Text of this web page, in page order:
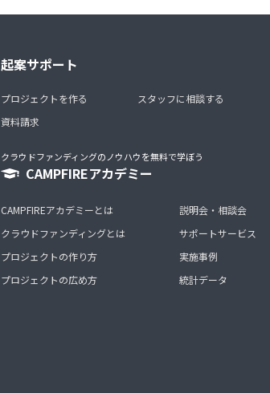
起案サポート
プロジェクトを作る
資料請求
スタッフに相談する
クラウドファンディングのノウハウを無料で学ぼう
CAMPFIREアカデミー
CAMPFIREアカデミーとは
クラウドファンディングとは
プロジェクトの作り方
プロジェクトの広め方
説明会・相談会
サポートサービス
実施事例
統計データ